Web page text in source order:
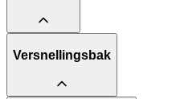
Versnellingsbak